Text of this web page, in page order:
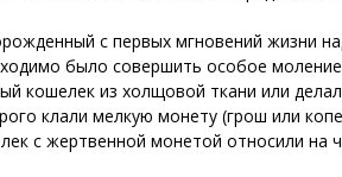
с первых мгновений жизни
было совершить особое моление
кошелек из холщовой ткани или
клали мелкую монету (грош или
с жертвенной монетой относили на